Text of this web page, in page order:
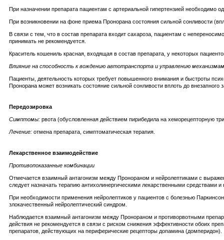
При назначении препарата пациентам с артериальной гипертензией необходимо
При возникновении на фоне приема Пронорана состояния сильной сонливости
В связи с тем, что в состав препарата входит сахароза, пациентам с
принимать не рекомендуется.
Краситель кошениль красная, входящая в состав препарата, у некоторых
Влияние на способность к вождению автотранспорта и управлению
Пациенты, деятельность которых требует повышенного внимания и быстроты
Пронорана может возникать состояние сильной сонливости вплоть до внезапного
Передозировка
Симптомы: рвота (обусловленная действием пирибедила на хеморецепторную
Лечение: отмена препарата, симптоматическая терапия.
Лекарственное взаимодействие
Противопоказанные комбинации
Отмечается взаимный антагонизм между Пронораном и нейролептиками с
следует назначать терапию антихолинергическими лекарственными средствами
При необходимости применения нейролептиков у пациентов с болезнью
злокачественный нейролептический синдром.
Наблюдается взаимный антагонизм между Пронораном и противорвотными
действия не рекомендуется в связи с риском снижения эффективности обоих
препаратов, действующих на периферические рецепторы допамина (домперидон).